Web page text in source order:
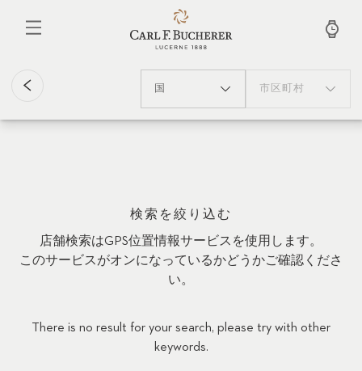
国 市区町村
検索を絞り込む
店舗検索はGPS位置情報サービスを使用します。
このサービスがオンになっているかどうかご確認くださ
い。
There is no result for your search, please try with other
keywords.